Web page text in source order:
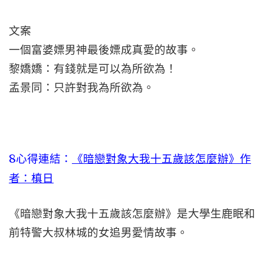
文案
一個富婆嫖男神最後嫖成真愛的故事。
黎嬌嬌：有錢就是可以為所欲為！
孟景同：只許對我為所欲為。
8心得連結：
《暗戀對象大我十五歲該怎麼辦》作
者：槙日
《暗戀對象大我十五歲該怎麼辦》是大學生鹿眠和
前特警大叔林城的女追男愛情故事。